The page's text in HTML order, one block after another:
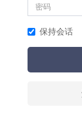
保持会话